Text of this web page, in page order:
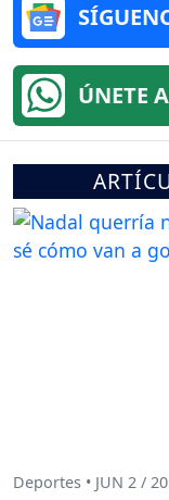
ÚNETE
Deportes • JUN 2 /